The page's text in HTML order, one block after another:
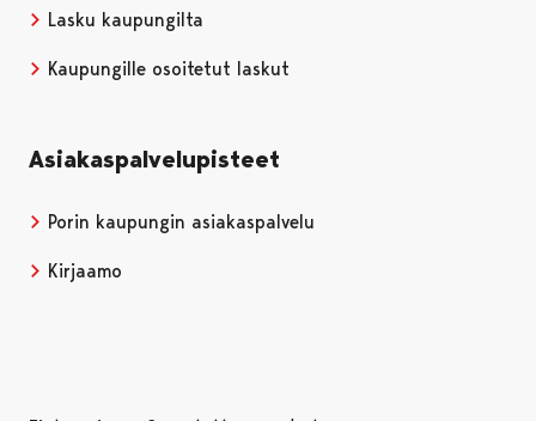
Lasku kaupungilta
Kaupungille osoitetut laskut
Asiakaspalvelupisteet
Porin kaupungin asiakaspalvelu
Kirjaamo